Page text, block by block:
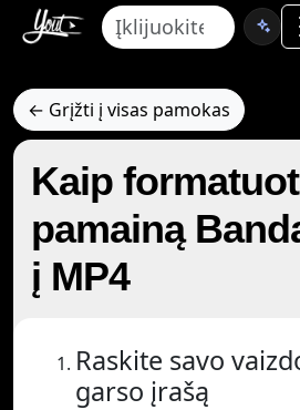
← Grįžti į visas pamokas
Kaip
pamainą
į MP4
Raskite savo
garso įrašą